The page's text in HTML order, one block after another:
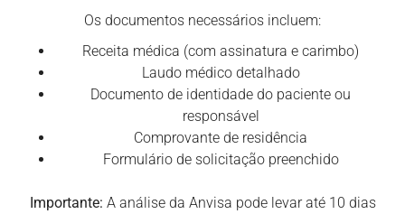
Os documentos necessários incluem:
Receita médica (com assinatura e carimbo)
Laudo médico detalhado
Documento de identidade do paciente ou
responsável
Comprovante de residência
Formulário de solicitação preenchido
Importante: A análise da Anvisa pode levar até 10 dias